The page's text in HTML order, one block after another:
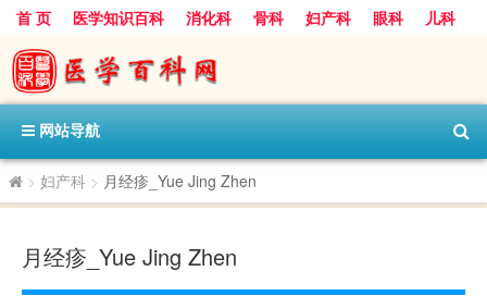
首 页 医学知识百科 消化科 骨科 妇产科 眼科
儿科
心血管病科
呼吸科 神经科
内分泌科
口腔科
网站导航
> 妇产科 > 月经疹_Yue Jing Zhen
月经疹_Yue Jing Zhen